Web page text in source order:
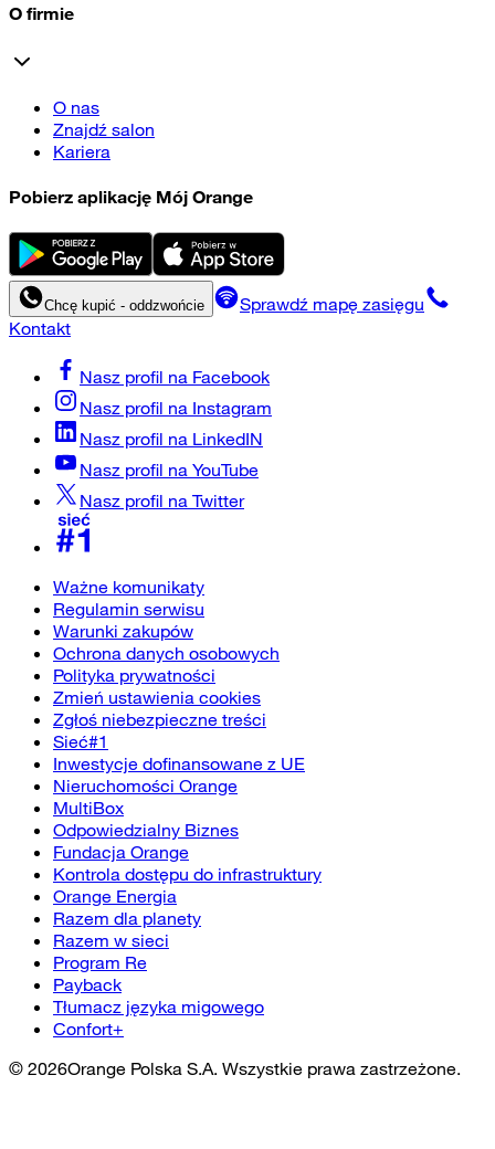
O firmie
O nas
Znajdź salon
Kariera
Pobierz aplikację Mój Orange
Chcę kupić - oddzwońcie
Sprawdź mapę zasięgu
Kontakt
Nasz profil na Facebook
Nasz profil na Instagram
Nasz profil na LinkedIN
Nasz profil na YouTube
Nasz profil na Twitter
Ważne komunikaty
Regulamin serwisu
Warunki zakupów
Ochrona danych osobowych
Polityka prywatności
Zmień ustawienia cookies
Zgłoś niebezpieczne treści
Sieć#1
Inwestycje dofinansowane z UE
Nieruchomości Orange
MultiBox
Odpowiedzialny Biznes
Fundacja Orange
Kontrola dostępu do infrastruktury
Orange Energia
Razem dla planety
Razem w sieci
Program Re
Payback
Tłumacz języka migowego
Confort+
© 2026Orange Polska S.A. Wszystkie prawa zastrzeżone.